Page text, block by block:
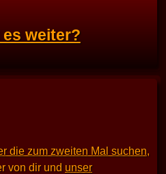
weiter?
die zum zweiten Mal suchen,
von dir und unser